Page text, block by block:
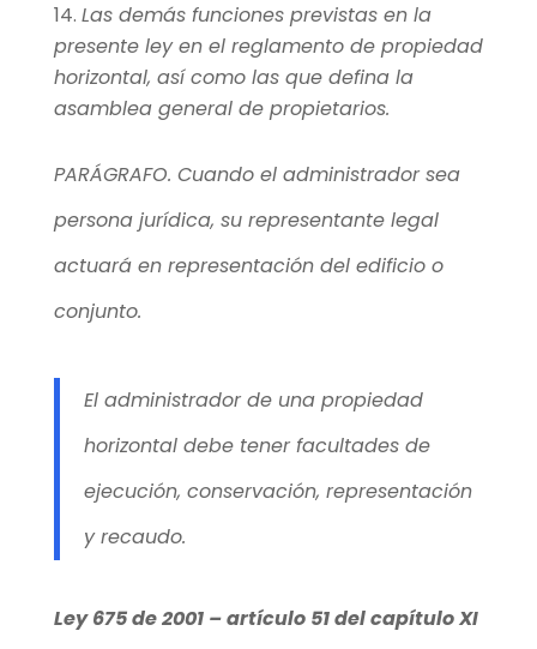
Las demás funciones previstas en la
presente ley en el reglamento de propiedad
horizontal, así como las que defina la
asamblea general de propietarios.
PARÁGRAFO. Cuando el administrador sea
persona jurídica, su representante legal
actuará en representación del edificio o
conjunto.
El administrador de una propiedad
horizontal debe tener facultades de
ejecución, conservación, representación
y recaudo.
Ley 675 de 2001 – artículo 51 del capítulo XI